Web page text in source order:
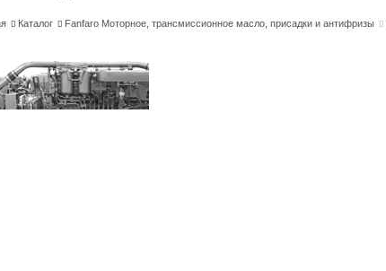
Каталог Fanfaro Моторное, трансмиссионное масло, присадки и антифризы